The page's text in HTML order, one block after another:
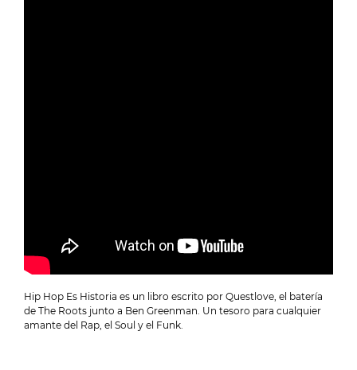
Hip Hop Es Historia es un libro escrito por Questlove, el batería
de The Roots junto a Ben Greenman. Un tesoro para cualquier
amante del Rap, el Soul y el Funk.